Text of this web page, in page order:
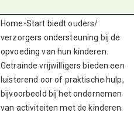
Home-Start biedt ouders/
verzorgers ondersteuning bij de
opvoeding van hun kinderen.
Getrainde vrijwilligers bieden een
luisterend oor of praktische hulp,
bijvoorbeeld bij het ondernemen
van activiteiten met de kinderen.